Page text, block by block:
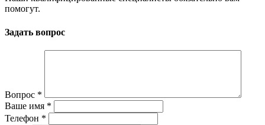
помогут.
Задать вопрос
Вопрос *
Ваше имя *
Телефон *